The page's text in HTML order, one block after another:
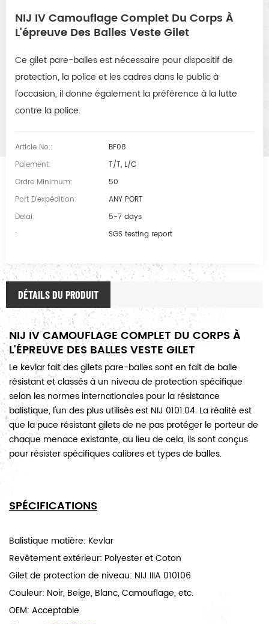
NIJ IV Camouflage Complet Du Corps À
L'épreuve Des Balles Veste Gilet
Ce gilet pare-balles est nécessaire pour dispositif de
protection, la police et les cadres dans le public à
l'occasion, il donne également la préférence à la lutte
contre la police.
Article No.:
BF08
Paiement:
T/T, L/C
Ordre Minimum:
50
Port D'expédition:
ANY PORT
Delai:
5-7 days
:
SGS testing report
DÉTAILS DU PRODUIT
NIJ IV CAMOUFLAGE COMPLET DU CORPS À
L'ÉPREUVE DES BALLES VESTE GILET
Le kevlar fait des gilets pare-balles sont en fait de balle
résistant et classés à un niveau de protection spécifique
selon les normes internationales pour la résistance
balistique, l'un des plus utilisés est NIJ 0101.04. La réalité est
que la puce résistant gilets de ne pas protéger le porteur de
chaque menace existante, au lieu de cela, ils sont conçus
pour résister spécifiques calibres et types de balles.
SPÉCIFICATIONS
Balistique matière: Kevlar
Revêtement extérieur: Polyester et Coton
Gilet de protection de niveau: NIJ IIIA 010106
Couleur: Noir, Beige, Blanc, Camouflage, etc.
OEM: Acceptable